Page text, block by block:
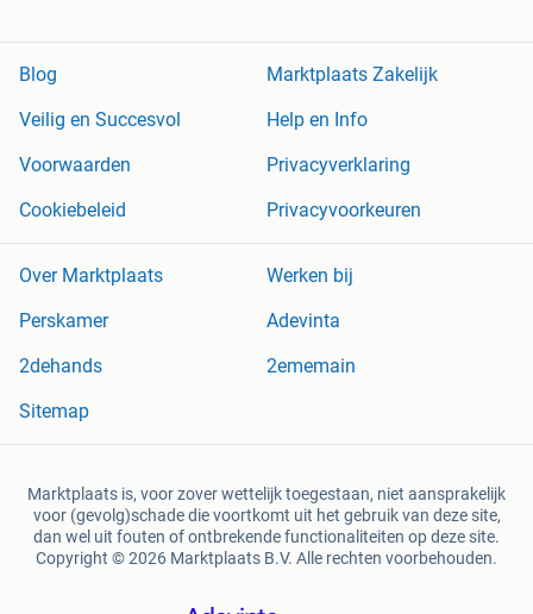
Blog
Marktplaats Zakelijk
Veilig en Succesvol
Help en Info
Voorwaarden
Privacyverklaring
Cookiebeleid
Privacyvoorkeuren
Over Marktplaats
Werken bij
Perskamer
Adevinta
2dehands
2ememain
Sitemap
Marktplaats is, voor zover wettelijk toegestaan, niet aansprakelijk
voor (gevolg)schade die voortkomt uit het gebruik van deze site,
dan wel uit fouten of ontbrekende functionaliteiten op deze site.
Copyright © 2026 Marktplaats B.V. Alle rechten voorbehouden.